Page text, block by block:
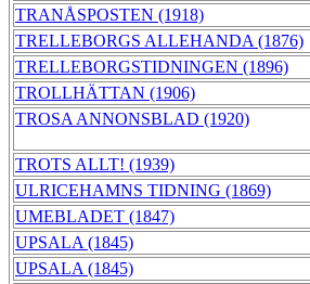
TRANÅSPOSTEN (1918)
TRELLEBORGS ALLEHANDA (1876)
TRELLEBORGSTIDNINGEN (1896)
TROLLHÄTTAN (1906)
TROSA ANNONSBLAD (1920)
TROTS ALLT! (1939)
ULRICEHAMNS TIDNING (1869)
UMEBLADET (1847)
UPSALA (1845)
UPSALA (1845)